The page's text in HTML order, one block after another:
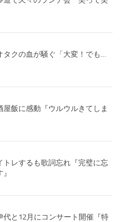
タクの血が騒ぐ「大変！でも…
屋飯に感動『ウルウルきてしま
トレするも歌詞忘れ『完璧に忘
代と12月にコンサート開催『特